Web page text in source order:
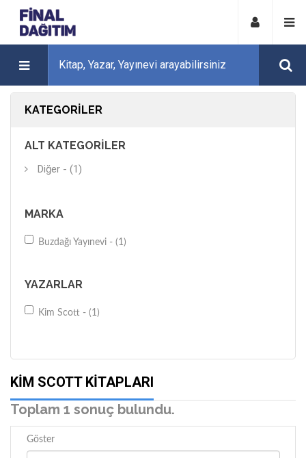
KATEGORILER
ALT KATEGORILER
Diğer - (1)
MARKA
Buzdağı Yayınevi - (1)
YAZARLAR
Kim Scott - (1)
KIM SCOTT KITAPLARI
Toplam 1 sonuç bulundu.
Göster